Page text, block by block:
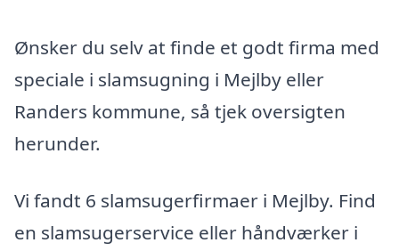
Ønsker du selv at finde et godt firma med
speciale i slamsugning i Mejlby eller
Randers kommune, så tjek oversigten
herunder.
Vi fandt 6 slamsugerfirmaer i Mejlby. Find
en slamsugerservice eller håndværker i